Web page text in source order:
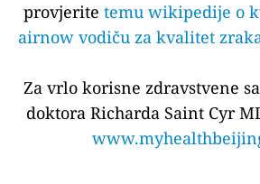
provjerite temu wikipedije o
airnow vodiču za kvalitet
Za vrlo korisne zdravstvene
doktora Richarda Saint Cyr